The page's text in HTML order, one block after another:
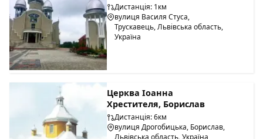
Дистанція: 1км
вулиця Василя Стуса,
Трускавець, Львівська область,
Україна
Церква Іоанна
Хрестителя, Борислав
Дистанція: 6км
вулиця Дрогобицька, Борислав,
Львівська область, Україна